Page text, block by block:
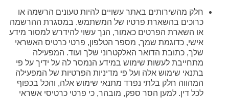
חלק מהשירותים באתר עשויים להיות טעונים הרשמה או
כרוכים בהשארת פרטיו של המשתמש. במסגרת ההרשמה
או השארת הפרטים כאמור, הנך עשוי להידרש למסור מידע
אישי, כדוגמת שמך, מספר הטלפון, פרטי כרטיס האשראי
שלך, כתובת הדואר האלקטרוני שלך ועוד. המפעילה
מתחייבת לעשות שימוש במידע הנמסר לה על ידיך על פי
בתנאי שימוש אלה ועל פי מדיניות הפרטיות של המפעילה
המהווה חלק בלתי נפרד מתנאי שימוש אלה, והכל בכפוף
לכל דין. למען הסר ספק, מובהר, כי פרטי כרטיסי אשראי